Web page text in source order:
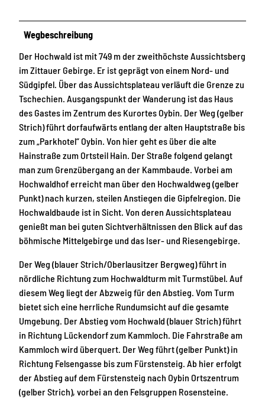
Wegbeschreibung
Der Hochwald ist mit 749 m der zweithöchste Aussichtsberg
im Zittauer Gebirge. Er ist geprägt von einem Nord- und
Südgipfel. Über das Aussichtsplateau verläuft die Grenze zu
Tschechien. Ausgangspunkt der Wanderung ist das Haus
des Gastes im Zentrum des Kurortes Oybin. Der Weg (gelber
Strich) führt dorfaufwärts entlang der alten Hauptstraße bis
zum „Parkhotel“ Oybin. Von hier geht es über die alte
Hainstraße zum Ortsteil Hain. Der Straße folgend gelangt
man zum Grenzübergang an der Kammbaude. Vorbei am
Hochwaldhof erreicht man über den Hochwaldweg (gelber
Punkt) nach kurzen, steilen Anstiegen die Gipfelregion. Die
Hochwaldbaude ist in Sicht. Von deren Aussichtsplateau
genießt man bei guten Sichtverhältnissen den Blick auf das
böhmische Mittelgebirge und das Iser- und Riesengebirge.
Der Weg (blauer Strich/Oberlausitzer Bergweg) führt in
nördliche Richtung zum Hochwaldturm mit Turmstübel. Auf
diesem Weg liegt der Abzweig für den Abstieg. Vom Turm
bietet sich eine herrliche Rundumsicht auf die gesamte
Umgebung. Der Abstieg vom Hochwald (blauer Strich) führt
in Richtung Lückendorf zum Kammloch. Die Fahrstraße am
Kammloch wird überquert. Der Weg führt (gelber Punkt) in
Richtung Felsengasse bis zum Fürstensteig. Ab hier erfolgt
der Abstieg auf dem Fürstensteig nach Oybin Ortszentrum
(gelber Strich), vorbei an den Felsgruppen Rosensteine.